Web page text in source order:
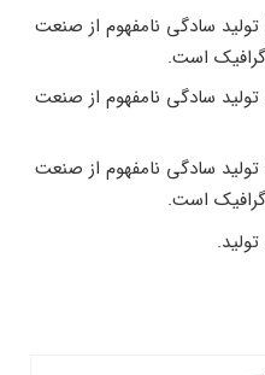
سادگی نامفهوم از صنعت
گرافیک است.
سادگی نامفهوم از صنعت
سادگی نامفهوم از صنعت
گرافیک است.